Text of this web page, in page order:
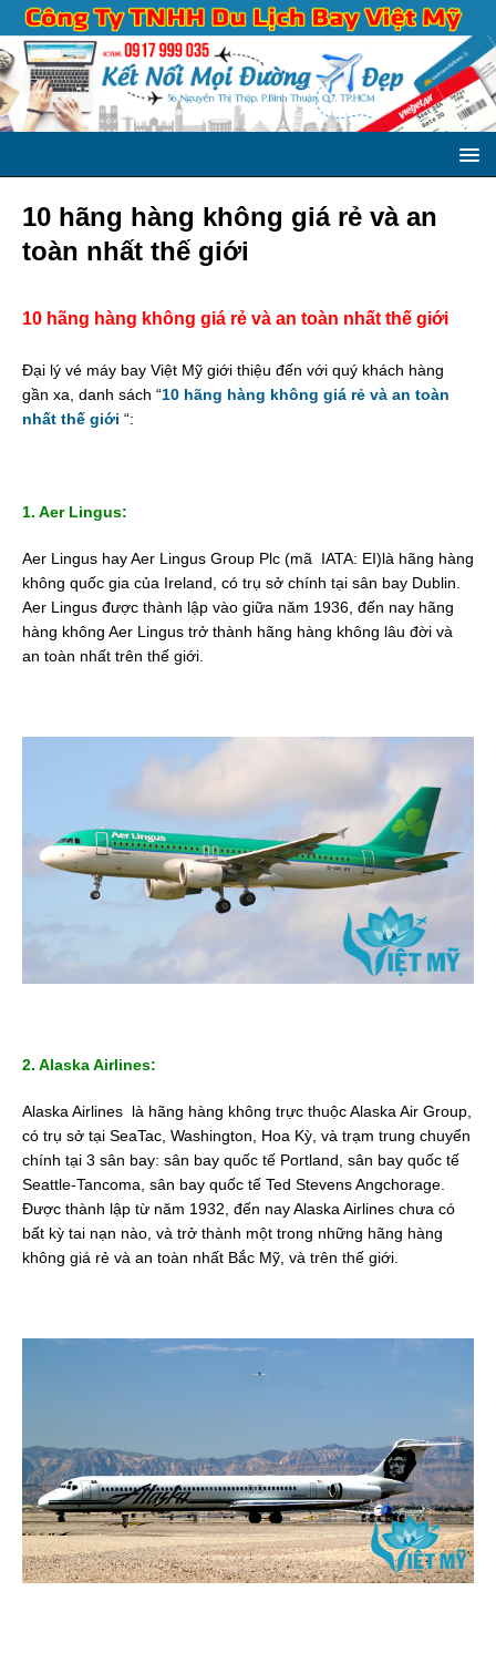
10 hãng hàng không giá rẻ và an
toàn nhất thế giới
10 hãng hàng không giá rẻ và an toàn nhất thế giới
Đại lý vé máy bay Việt Mỹ giới thiệu đến với quý khách hàng
gần xa, danh sách “10 hãng hàng không giá rẻ và an toàn
nhất thế giới “:
1. Aer Lingus:
Aer Lingus hay Aer Lingus Group Plc (mã IATA: EI)là hãng hàng
không quốc gia của Ireland, có trụ sở chính tại sân bay Dublin.
Aer Lingus được thành lập vào giữa năm 1936, đến nay hãng
hàng không Aer Lingus trở thành hãng hàng không lâu đời và
an toàn nhất trên thế giới.
2. Alaska Airlines:
Alaska Airlines là hãng hàng không trực thuộc Alaska Air Group,
có trụ sở tại SeaTac, Washington, Hoa Kỳ, và trạm trung chuyển
chính tại 3 sân bay: sân bay quốc tế Portland, sân bay quốc tế
Seattle-Tancoma, sân bay quốc tế Ted Stevens Angchorage.
Được thành lập từ năm 1932, đến nay Alaska Airlines chưa có
bất kỳ tai nạn nào, và trở thành một trong những hãng hàng
không giá rẻ và an toàn nhất Bắc Mỹ, và trên thế giới.